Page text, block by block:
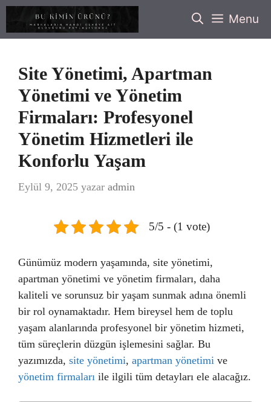
İçeriğe
Menu
Site Yönetimi, Apartman
Yönetimi ve Yönetim
Firmaları: Profesyonel
Yönetim Hizmetleri ile
Konforlu Yaşam
Eylül 9, 2025 yazar admin
5/5 - (1 vote)
Günümüz modern yaşamında, site yönetimi,
apartman yönetimi ve yönetim firmaları, daha
kaliteli ve sorunsuz bir yaşam sunmak adına önemli
bir rol oynamaktadır. Hem bireysel hem de toplu
yaşam alanlarında profesyonel bir yönetim hizmeti,
tüm süreçlerin düzgün işlemesini sağlar. Bu
yazımızda, site yönetimi, apartman yönetimi ve
yönetim firmaları ile ilgili tüm detayları ele alacağız.